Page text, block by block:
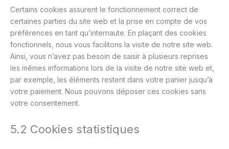
Certains cookies assurent le fonctionnement correct de
certaines parties du site web et la prise en compte de vos
préférences en tant qu’internaute. En plaçant des cookies
fonctionnels, nous vous facilitons la visite de notre site web.
Ainsi, vous n’avez pas besoin de saisir à plusieurs reprises
les mêmes informations lors de la visite de notre site web et,
par exemple, les éléments restent dans votre panier jusqu’à
votre paiement. Nous pouvons déposer ces cookies sans
votre consentement.
5.2 Cookies statistiques